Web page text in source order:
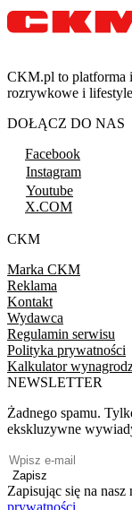
CKM.pl to platforma
rozrywkowe i
DOŁĄCZ DO NAS
Facebook
Instagram
Youtube
X.COM
CKM
Marka CKM
Reklama
Kontakt
Wydawca
Regulamin serwisu
Polityka prywatności
Kalkulator
NEWSLETTER
Żadnego spamu.
ekskluzywne
Zapisz
Zapisując się na nasz
prywatności